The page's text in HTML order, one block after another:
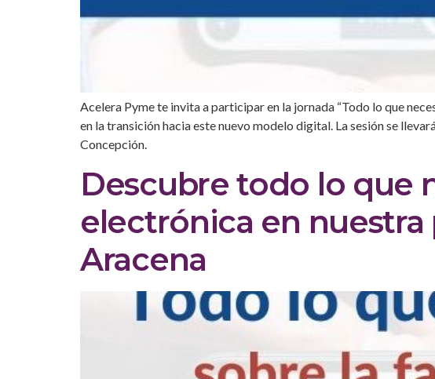
Acelera Pyme te invita a participar en la jornada “Todo lo que
en la transición hacia este nuevo modelo digital. La sesión se
Concepción.
Descubre todo lo que
electrónica en nuestra
Aracena